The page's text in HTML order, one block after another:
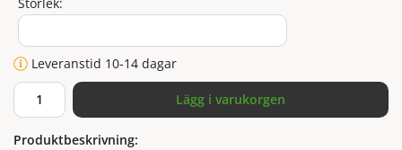
Leveranstid 10-14 dagar
Lägg i varukorgen
Produktbeskrivning: